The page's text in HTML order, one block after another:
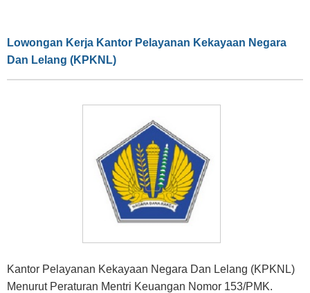
Lowongan Kerja Kantor Pelayanan Kekayaan Negara
Dan Lelang (KPKNL)
Kantor Pelayanan Kekayaan Negara Dan Lelang (KPKNL)
Menurut Peraturan Mentri Keuangan Nomor 153/PMK.